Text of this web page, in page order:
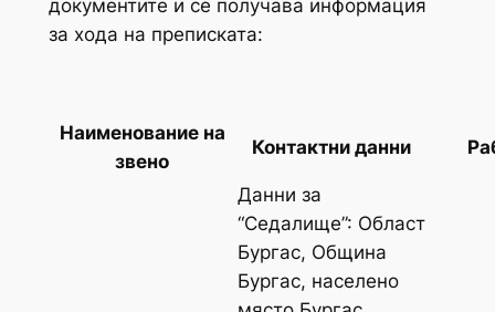
документите и се получава информация
за хода на преписката:
Наименование на
звено
Контактни данни
Данни за
“Седалище”: Област
Бургас, Община
Бургас, населено